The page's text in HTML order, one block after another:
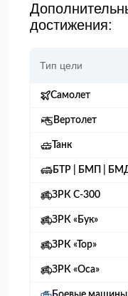
достижения:
Тип цели
Самолет
Вертолет
Танк
БТР | БМП |
ЗРК С-300
ЗРК «Бук»
ЗРК «Тор»
ЗРК «Оса»